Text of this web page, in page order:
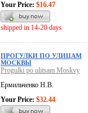
Your Price: $16.47
shipped in 14-20 days
ПРОГУЛКИ ПО УЛИЦАМ
МОСКВЫ
Progulki po ulitsam Moskvy
Ермильченко Н.В.
Your Price: $32.44